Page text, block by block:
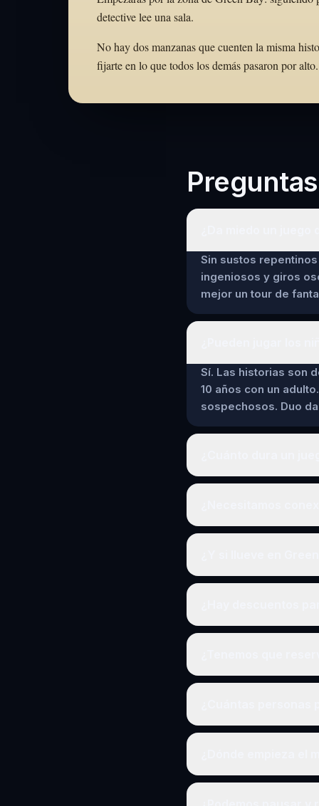
detective lee una sala.
No hay dos manzanas que cuenten la misma
fijarte en lo que todos los demás pasaron por
Sin sustos
ingeniosos y giros
mejor un tour de
Sí. Las historias son
10 años con un
sospechosos. Duo